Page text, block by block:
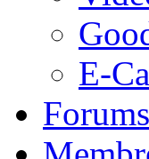
E-
Forums